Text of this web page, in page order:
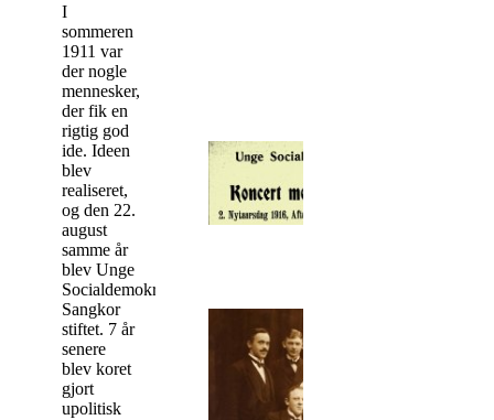
I
sommeren
1911 var
der nogle
mennesker,
der fik en
rigtig god
ide. Ideen
blev
realiseret,
og den 22.
august
samme år
blev Unge
Socialdemokraters
Sangkor
stiftet. 7 år
senere
blev koret
gjort
upolitisk